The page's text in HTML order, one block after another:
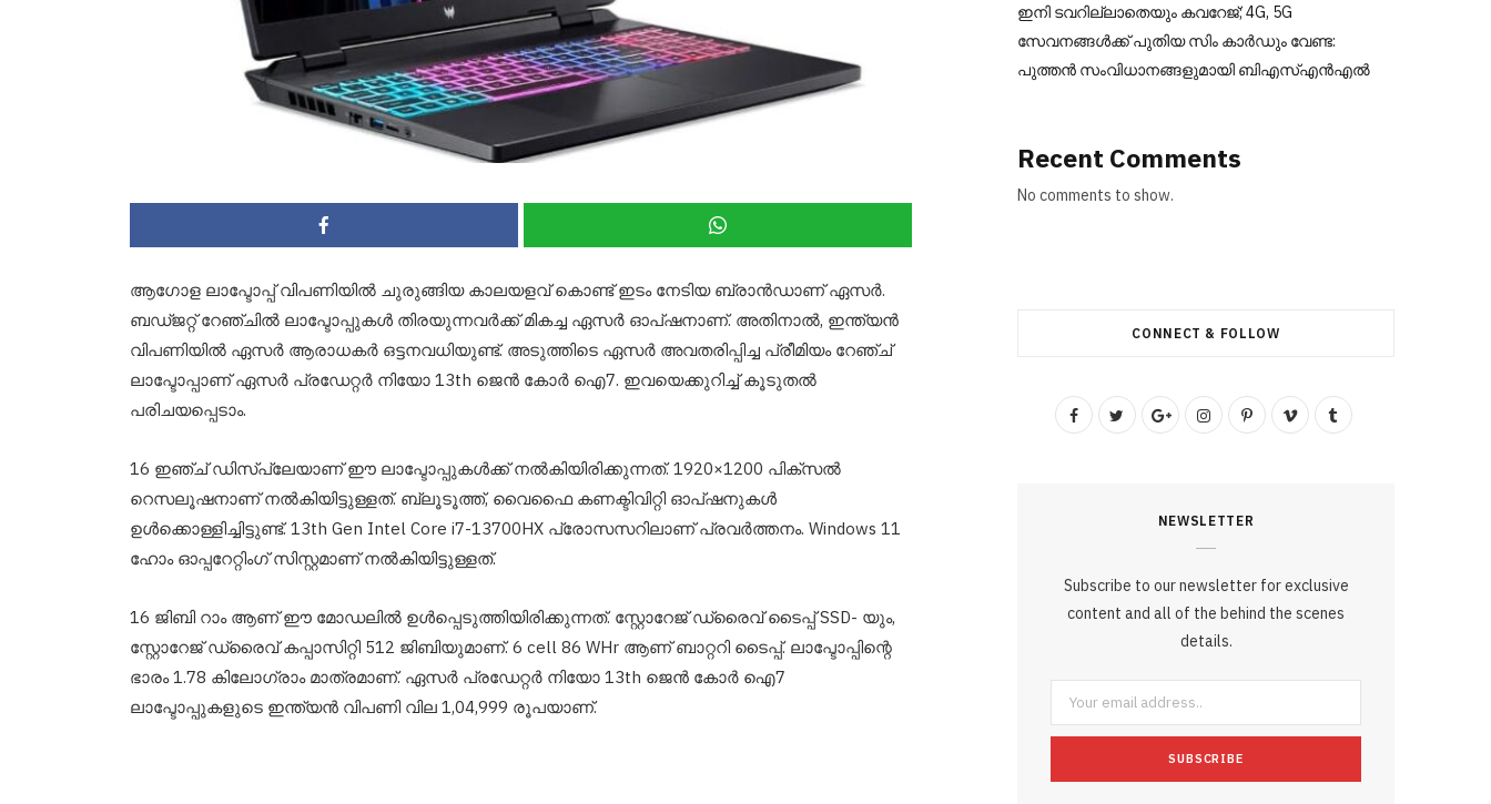
ആഗോള ലാപ്ടോപ്പ് വിപണിയിൽ ചുരുങ്ങിയ കാലയളവ് കൊണ്ട് ഇടം നേടിയ ബ്രാൻഡാണ് ഏസർ.
ബഡ്ജറ്റ് റേഞ്ചിൽ ലാപ്ടോപ്പുകൾ തിരയുന്നവർക്ക് മികച്ച ഏസർ ഓപ്ഷനാണ്. അതിനാൽ, ഇന്ത്യൻ
വിപണിയിൽ ഏസർ ആരാധകർ ഒട്ടനവധിയുണ്ട്. അടുത്തിടെ ഏസർ അവതരിപ്പിച്ച പ്രീമിയം റേഞ്ച്
ലാപ്ടോപ്പാണ് ഏസർ പ്രഡേറ്റർ നിയോ 13th ജെൻ കോർ ഐ7. ഇവയെക്കുറിച്ച് കൂടുതൽ
പരിചയപ്പെടാം.
16 ഇഞ്ച് ഡിസ്പ്ലേയാണ് ഈ ലാപ്ടോപ്പുകൾക്ക് നൽകിയിരിക്കുന്നത്. 1920×1200 പിക്സൽ
റെസലൂഷനാണ് നൽകിയിട്ടുള്ളത്. ബ്ലൂടൂത്ത്, വൈഫൈ കണക്ടിവിറ്റി ഓപ്ഷനുകൾ
ഉൾക്കൊള്ളിച്ചിട്ടുണ്ട്. 13th Gen Intel Core i7-13700HX പ്രോസസറിലാണ് പ്രവർത്തനം. Windows 11
ഹോം ഓപ്പറേറ്റിംഗ് സിസ്റ്റമാണ് നൽകിയിട്ടുള്ളത്.
16 ജിബി റാം ആണ് ഈ മോഡലിൽ ഉൾപ്പെടുത്തിയിരിക്കുന്നത്. സ്റ്റോറേജ് ഡ്രൈവ് ടൈപ്പ് SSD- യും,
സ്റ്റോറേജ് ഡ്രൈവ് കപ്പാസിറ്റി 512 ജിബിയുമാണ്. 6 cell 86 WHr ആണ് ബാറ്ററി ടൈപ്പ്. ലാപ്ടോപ്പിന്റെ
ഭാരം 1.78 കിലോഗ്രാം മാത്രമാണ്. ഏസർ പ്രഡേറ്റർ നിയോ 13th ജെൻ കോർ ഐ7
ലാപ്ടോപ്പുകളുടെ ഇന്ത്യൻ വിപണി വില 1,04,999 രൂപയാണ്.
ഇനി ടവറില്ലാതെയും കവറേജ്; 4G, 5G
സേവനങ്ങൾക്ക് പുതിയ സിം കാർഡും വേണ്ട:
പുത്തൻ സംവിധാനങ്ങളുമായി ബിഎസ്എൻഎൽ
Recent Comments
No comments to show.
CONNECT & FOLLOW
F
k
G
g
l
s
I
t
r
a
P
t
s
V
NEWSLETTER
Subscribe to our newsletter for exclusive
content and all of the behind the scenes
details.